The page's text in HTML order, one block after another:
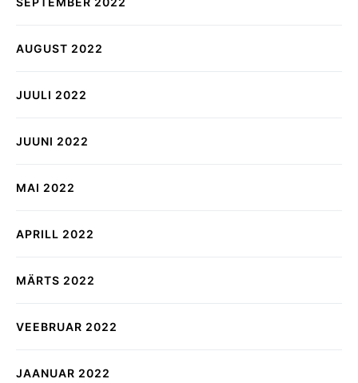
AUGUST 2022
JUULI 2022
JUUNI 2022
MAI 2022
APRILL 2022
MÄRTS 2022
VEEBRUAR 2022
JAANUAR 2022